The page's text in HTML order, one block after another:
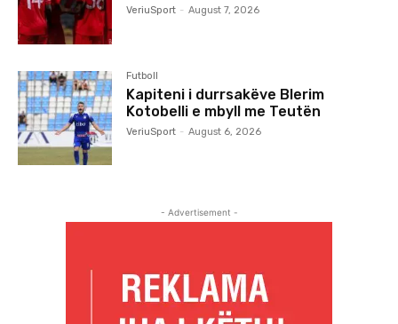
VeriuSport - August 7, 2026
Futboll
Kapiteni i durrsakëve Blerim
Kotobelli e mbyll me Teutën
VeriuSport - August 6, 2026
- Advertisement -